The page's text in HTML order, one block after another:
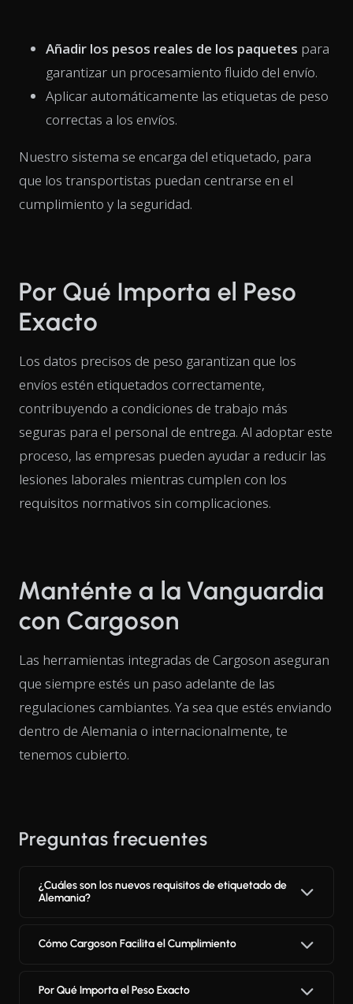
Añadir los pesos reales de los paquetes para
garantizar un procesamiento fluido del envío.
Aplicar automáticamente las etiquetas de peso
correctas a los envíos.
Nuestro sistema se encarga del etiquetado, para
que los transportistas puedan centrarse en el
cumplimiento y la seguridad.
Por Qué Importa el Peso
Exacto
Los datos precisos de peso garantizan que los
envíos estén etiquetados correctamente,
contribuyendo a condiciones de trabajo más
seguras para el personal de entrega. Al adoptar este
proceso, las empresas pueden ayudar a reducir las
lesiones laborales mientras cumplen con los
requisitos normativos sin complicaciones.
Manténte a la Vanguardia
con Cargoson
Las herramientas integradas de Cargoson aseguran
que siempre estés un paso adelante de las
regulaciones cambiantes. Ya sea que estés enviando
dentro de Alemania o internacionalmente, te
tenemos cubierto.
Preguntas frecuentes
¿Cuáles son los nuevos requisitos de etiquetado de
Alemania?
Cómo Cargoson Facilita el Cumplimiento
Por Qué Importa el Peso Exacto